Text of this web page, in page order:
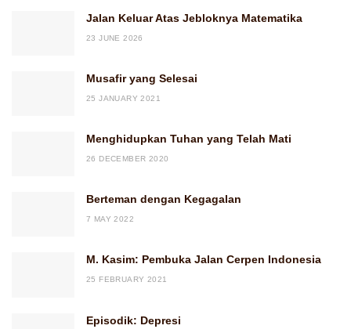
Jalan Keluar Atas Jebloknya Matematika
23 JUNE 2026
Musafir yang Selesai
25 JANUARY 2021
Menghidupkan Tuhan yang Telah Mati
26 DECEMBER 2020
Berteman dengan Kegagalan
7 MAY 2022
M. Kasim: Pembuka Jalan Cerpen Indonesia
25 FEBRUARY 2021
Episodik: Depresi